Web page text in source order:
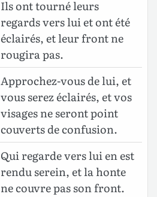
Ils ont tourné leurs
regards vers lui et ont été
éclairés, et leur front ne
rougira pas.
Approchez-vous de lui, et
vous serez éclairés, et vos
visages ne seront point
couverts de confusion.
Qui regarde vers lui en est
rendu serein, et la honte
ne couvre pas son front.